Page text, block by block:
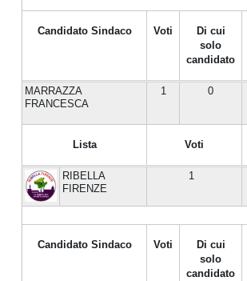
Candidato Sindaco Voti
Di cui
solo
candidato
MARRAZZA
FRANCESCA
1 0
Lista Voti
RIBELLA
FIRENZE
1
Candidato Sindaco Voti
Di cui
solo
candidato